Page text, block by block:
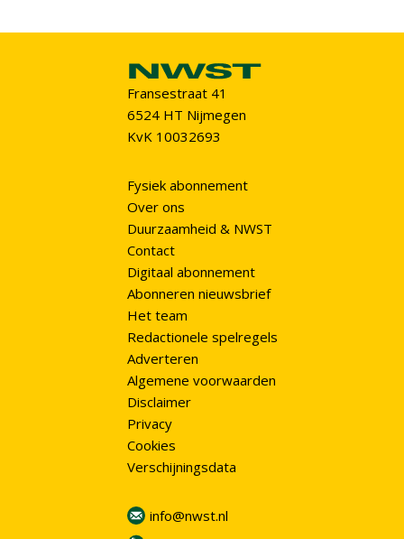
Fransestraat 41
6524 HT Nijmegen
KvK 10032693
Fysiek abonnement
Over ons
Duurzaamheid & NWST
Contact
Digitaal abonnement
Abonneren nieuwsbrief
Het team
Redactionele spelregels
Adverteren
Algemene voorwaarden
Disclaimer
Privacy
Cookies
Verschijningsdata
info@nwst.nl